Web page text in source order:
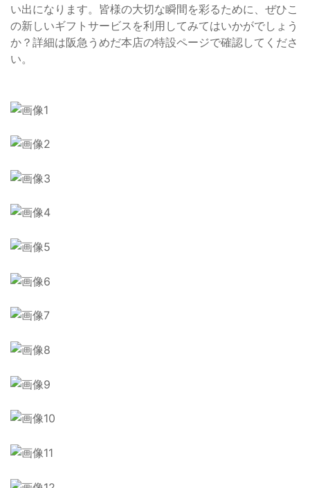
い出になります。皆様の大切な瞬間を彩るために、ぜひこ
の新しいギフトサービスを利用してみてはいかがでしょう
か？詳細は阪急うめだ本店の特設ページで確認してくださ
い。